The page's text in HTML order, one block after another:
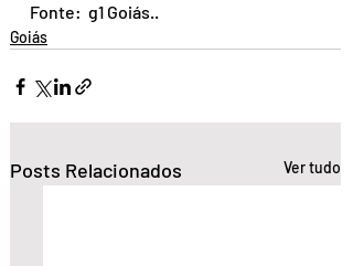
Fonte:  g1 Goiás..
Goiás
Posts Relacionados Ver tudo